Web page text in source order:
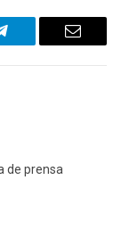
Telegram Email
de prensa